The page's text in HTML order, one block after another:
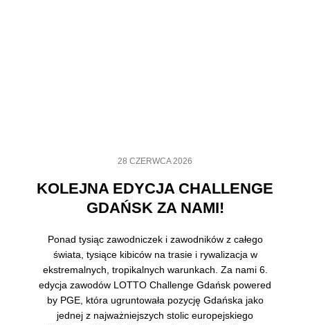
28 CZERWCA 2026
KOLEJNA EDYCJA CHALLENGE
GDAŃSK ZA NAMI!
Ponad tysiąc zawodniczek i zawodników z całego
świata, tysiące kibiców na trasie i rywalizacja w
ekstremalnych, tropikalnych warunkach. Za nami 6.
edycja zawodów LOTTO Challenge Gdańsk powered
by PGE, która ugruntowała pozycję Gdańska jako
jednej z najważniejszych stolic europejskiego